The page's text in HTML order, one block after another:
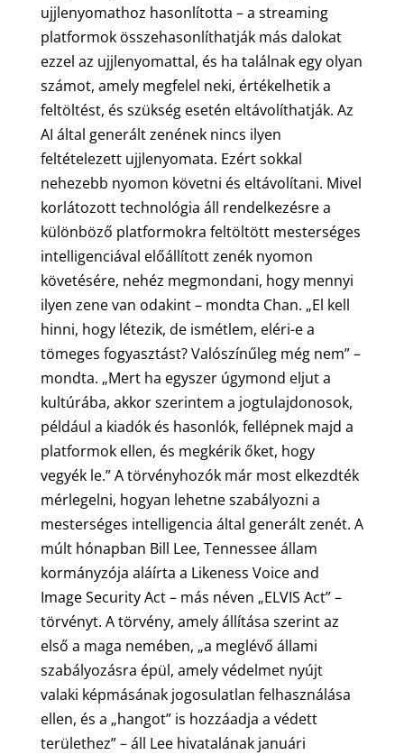
ujjlenyomathoz hasonlította – a streaming
platformok összehasonlíthatják más dalokat
ezzel az ujjlenyomattal, és ha találnak egy olyan
számot, amely megfelel neki, értékelhetik a
feltöltést, és szükség esetén eltávolíthatják. Az
AI által generált zenének nincs ilyen
feltételezett ujjlenyomata. Ezért sokkal
nehezebb nyomon követni és eltávolítani. Mivel
korlátozott technológia áll rendelkezésre a
különböző platformokra feltöltött mesterséges
intelligenciával előállított zenék nyomon
követésére, nehéz megmondani, hogy mennyi
ilyen zene van odakint – mondta Chan. „El kell
hinni, hogy létezik, de ismétlem, eléri-e a
tömeges fogyasztást? Valószínűleg még nem” –
mondta. „Mert ha egyszer úgymond eljut a
kultúrába, akkor szerintem a jogtulajdonosok,
például a kiadók és hasonlók, fellépnek majd a
platformok ellen, és megkérik őket, hogy
vegyék le.” A törvényhozók már most elkezdték
mérlegelni, hogyan lehetne szabályozni a
mesterséges intelligencia által generált zenét. A
múlt hónapban Bill Lee, Tennessee állam
kormányzója aláírta a Likeness Voice and
Image Security Act – más néven „ELVIS Act” –
törvényt. A törvény, amely állítása szerint az
első a maga nemében, „a meglévő állami
szabályozásra épül, amely védelmet nyújt
valaki képmásának jogosulatlan felhasználása
ellen, és a „hangot” is hozzáadja a védett
területhez” – áll Lee hivatalának januári